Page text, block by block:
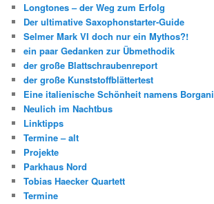
Longtones – der Weg zum Erfolg
Der ultimative Saxophonstarter-Guide
Selmer Mark VI doch nur ein Mythos?!
ein paar Gedanken zur Übmethodik
der große Blattschraubenreport
der große Kunststoffblättertest
Eine italienische Schönheit namens Borgani
Neulich im Nachtbus
Linktipps
Termine – alt
Projekte
Parkhaus Nord
Tobias Haecker Quartett
Termine